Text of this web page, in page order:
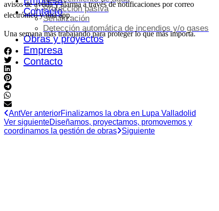
ContactoProtección pasiva
Señalización
Detección automática de incendios y/o gases
Obras y proyectos
Empresa
Contacto
avisos de avería y alarma a través de notificaciones por correo
electrónico y una app.
Una semana más trabajando para proteger lo que más importa.
AntVer anteriorFinalizamos la obra en Lupa Valladolid
Ver siguienteDiseñamos, proyectamos, promovemos y
coordinamos la gestión de obras
Siguiente